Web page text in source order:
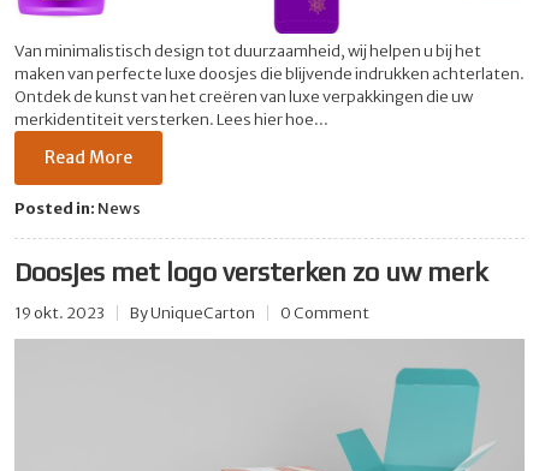
Van minimalistisch design tot duurzaamheid, wij helpen u bij het
maken van perfecte luxe doosjes die blijvende indrukken achterlaten.
Ontdek de kunst van het creëren van luxe verpakkingen die uw
merkidentiteit versterken. Lees hier hoe...
Read More
Posted in: News
Doosjes met logo versterken zo uw merk
19 okt. 2023 ByUniqueCarton 0 Comment